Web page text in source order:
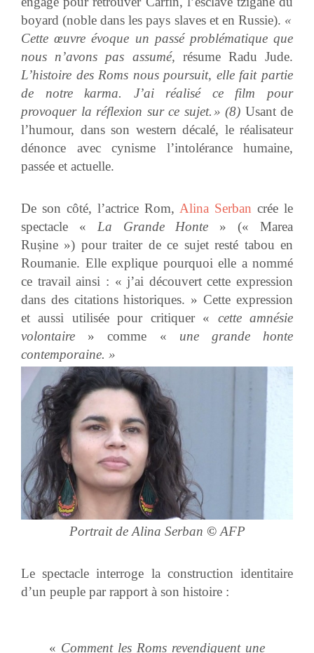
boyard (noble dans les pays slaves et en Russie). «
Cette œuvre évoque un passé problématique que
nous n’avons pas assumé, résume Radu Jude.
L’histoire des Roms nous poursuit, elle fait partie
de notre karma. J’ai réalisé ce film pour
provoquer la réflexion sur ce sujet. » (8) Usant de
l’humour, dans son western décalé, le réalisateur
dénonce avec cynisme l’intolérance humaine,
passée et actuelle.
De son côté, l’actrice Rom, Alina Serban crée le
spectacle « La Grande Honte » (« Marea
Rușine ») pour traiter de ce sujet resté tabou en
Roumanie. Elle explique pourquoi elle a nommé
ce travail ainsi : « j’ai découvert cette expression
dans des citations historiques. » Cette expression
et aussi utilisée pour critiquer « cette amnésie
volontaire » comme « une grande honte
contemporaine. »
Portrait de Alina Serban ©AFP
Le spectacle interroge la construction identitaire
d’un peuple par rapport à son histoire :
« Comment les Roms revendiquent une